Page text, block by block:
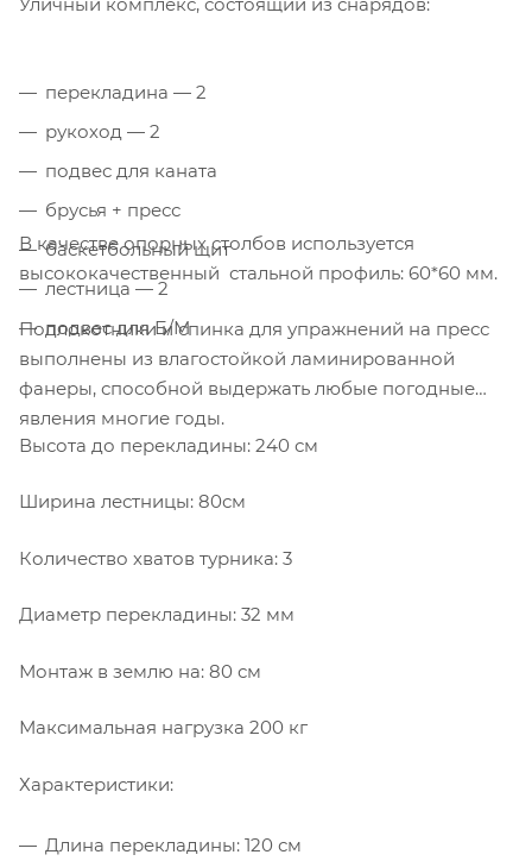
перекладина — 2
рукоход — 2
подвес для каната
брусья + пресс
баскетбольный щит
лестница — 2
подвес для Б/М
В качестве опорных столбов используется
высококачественный стальной профиль: 60*60 мм.
Подлокотники и спинка для упражнений на пресс
выполнены из влагостойкой ламинированной
фанеры, способной выдержать любые погодные
явления многие годы.
Высота до перекладины: 240 см
Ширина лестницы: 80см
Количество хватов турника: 3
Диаметр перекладины: 32 мм
Монтаж в землю на: 80 см
Максимальная нагрузка 200 кг
Характеристики:
Длина перекладины: 120 см